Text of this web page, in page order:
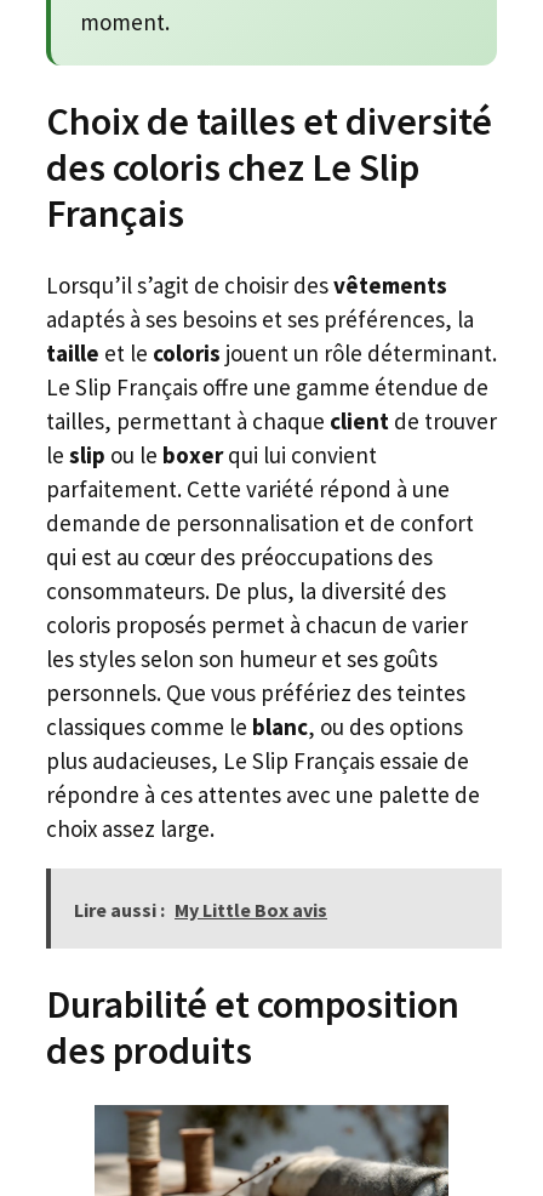
moment.
Choix de tailles et diversité
des coloris chez Le Slip
Français
Lorsqu’il s’agit de choisir desvêtements
adaptés à ses besoins et ses préférences, la
taille et le coloris jouent un rôle déterminant.
Le Slip Français offre une gamme étendue de
tailles, permettant à chaque client de trouver
le slip ou le boxerqui lui convient
parfaitement. Cette variété répond à une
demande de personnalisation et de confort
qui est au cœur des préoccupations des
consommateurs. De plus, la diversité des
coloris proposés permet à chacun de varier
les styles selon son humeur et ses goûts
personnels. Que vous préfériez des teintes
classiques comme le blanc, ou des options
plus audacieuses, Le Slip Français essaie de
répondre à ces attentes avec une palette de
choix assez large.
Lire aussi : My Little Box avis
Durabilité et composition
des produits